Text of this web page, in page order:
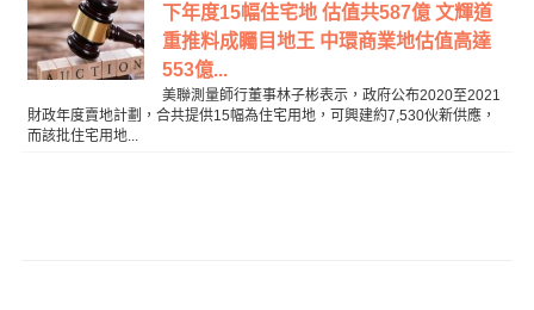
下年度15幅住宅地 估值共587億 文輝道
重推料成矚目地王 中環商業地估值高達
553億...
美聯測量師行董事林子彬表示，政府公布2020至2021
財政年度賣地計劃，合共提供15幅為住宅用地，可興建約7,530伙新供應，
而該批住宅用地...